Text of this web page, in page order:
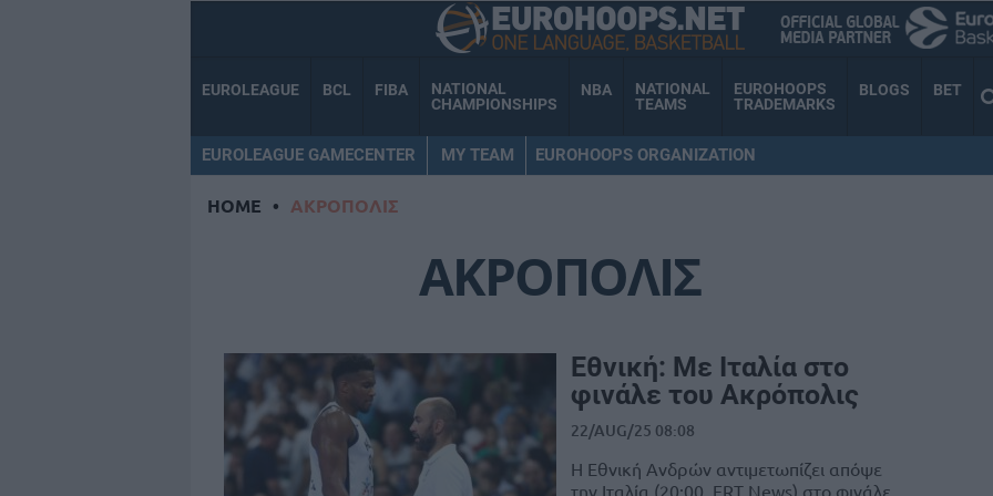
EUROLEAGUE BCL FIBA
NATIONAL
CHAMPIONSHIPS
NBA
NATIONAL
TEAMS
EUROHOOPS
TRADEMARKS
BLOGS BET
EUROLEAGUE GAMECENTER MY TEAM EUROHOOPS ORGANIZATION
HOME • ΑΚΡΟΠΟΛΙΣ
ΑΚΡΟΠΟΛΙΣ
Εθνική: Με Ιταλία στο
φινάλε του Ακρόπολις
22/AUG/25 08:08
Η Εθνική Ανδρών αντιμετωπίζει απόψε
την Ιταλία (20:00, ΕRT News) στο φινάλε